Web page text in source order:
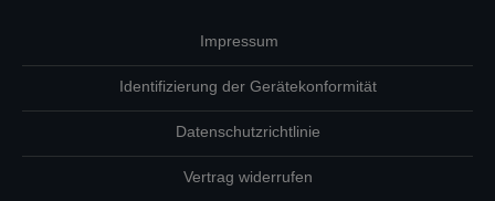
Impressum
Identifizierung der Gerätekonformität
Datenschutzrichtlinie
Vertrag widerrufen